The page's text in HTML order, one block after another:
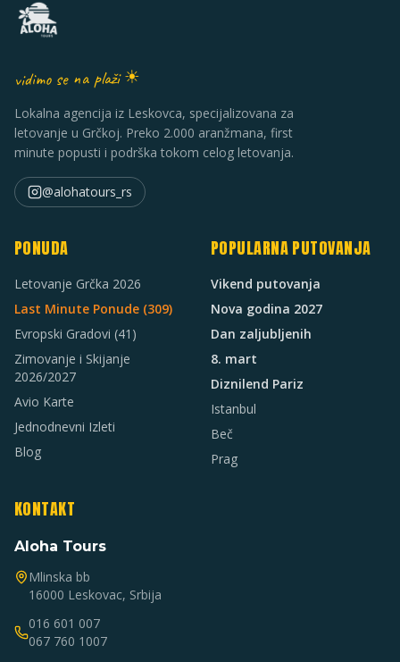
vidimo se na plaži ☀
Lokalna agencija iz Leskovca, specijalizovana za
letovanje u Grčkoj. Preko 2.000 aranžmana, first
minute popusti i podrška tokom celog letovanja.
@alohatours_rs
PONUDA
Letovanje Grčka 2026
Last Minute Ponude (309)
Evropski Gradovi (41)
Zimovanje i Skijanje
2026/2027
Avio Karte
Jednodnevni Izleti
Blog
POPULARNA PUTOVANJA
Vikend putovanja
Nova godina 2027
Dan zaljubljenih
8. mart
Diznilend Pariz
Istanbul
Beč
Prag
KONTAKT
Aloha Tours
Mlinska bb
16000 Leskovac, Srbija
016 601 007
067 760 1007